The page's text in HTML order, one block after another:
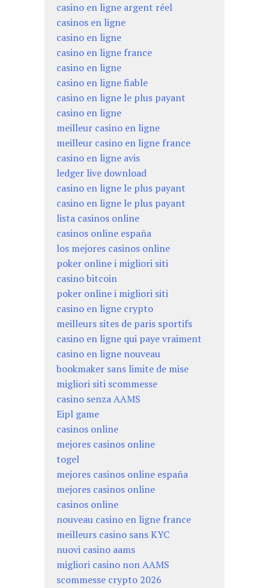
casino en ligne argent réel
casinos en ligne
casino en ligne
casino en ligne france
casino en ligne
casino en ligne fiable
casino en ligne le plus payant
casino en ligne
meilleur casino en ligne
meilleur casino en ligne france
casino en ligne avis
ledger live download
casino en ligne le plus payant
casino en ligne le plus payant
lista casinos online
casinos online españa
los mejores casinos online
poker online i migliori siti
casino bitcoin
poker online i migliori siti
casino en ligne crypto
meilleurs sites de paris sportifs
casino en ligne qui paye vraiment
casino en ligne nouveau
bookmaker sans limite de mise
migliori siti scommesse
casino senza AAMS
Eipl game
casinos online
mejores casinos online
togel
mejores casinos online españa
mejores casinos online
casinos online
nouveau casino en ligne france
meilleurs casino sans KYC
nuovi casino aams
migliori casino non AAMS
scommesse crypto 2026